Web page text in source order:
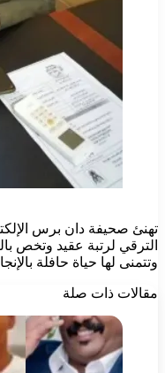
الترقي لرتبة عقيد وتخص
وتتمنى لها حياة حافلة
مقالات ذات صلة